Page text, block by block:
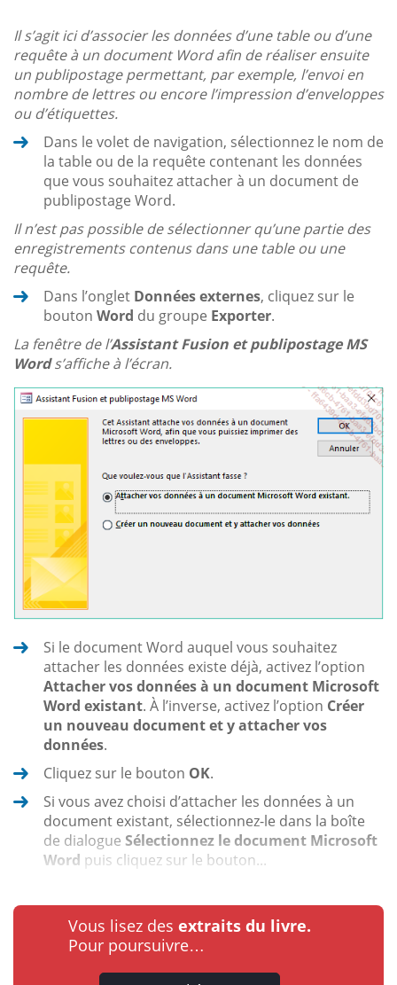
Il s’agit ici d’associer les données d’une table ou d’une
requête à un document Word afin de réaliser ensuite
un publipostage permettant, par exemple, l’envoi en
nombre de lettres ou encore l’impression d’enveloppes
ou d’étiquettes.
Dans le volet de navigation, sélectionnez le nom de
la table ou de la requête contenant les données
que vous souhaitez attacher à un document de
publipostage Word.
Il n’est pas possible de sélectionner qu’une partie des
enregistrements contenus dans une table ou une
requête.
Dans l’onglet Données externes, cliquez sur le
bouton Word du groupe Exporter.
La fenêtre de l’Assistant Fusion et publipostage MS
Words’affiche à l’écran.
Si le document Word auquel vous souhaitez
attacher les données existe déjà, activez l’option
Attacher vos données à un document Microsoft
Word existant. À l’inverse, activez l’option Créer
un nouveau document et y attacher vos
données.
Cliquez sur le bouton OK.
Si vous avez choisi d’attacher les données à un
document existant, sélectionnez-le dans la boîte
de dialogue Sélectionnez le document Microsoft
Word puis cliquez sur le bouton...
Vous lisez des extraits du livre.
Pour poursuivre…